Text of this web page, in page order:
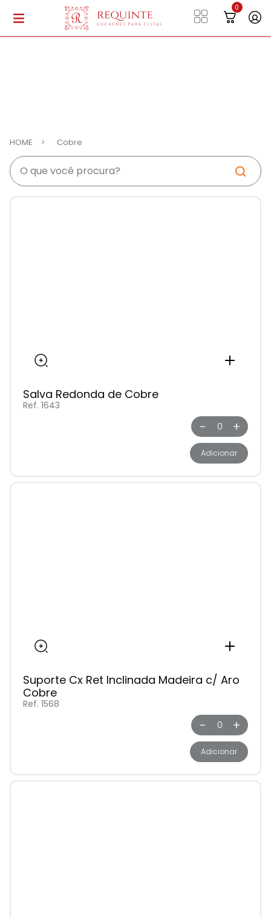
HOME Cobre
Salva Redonda de Cobre
Ref. 1643
- +
Adicionar
Suporte Cx Ret Inclinada Madeira c/ Aro
Cobre
Ref. 1568
- +
Adicionar